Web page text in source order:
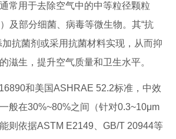
常用于去除空气中的中等粒径颗粒
及部分细菌、病毒等微生物。其“抗
加抗菌剂或采用抗菌材料实现，从而抑
滋生，提升空气质量和卫生水平。
和美国ASHRAE 52.2标准，中效
般在30%~80%之间（针对0.3~10μm
则依据ASTM E2149、GB/T 20944等